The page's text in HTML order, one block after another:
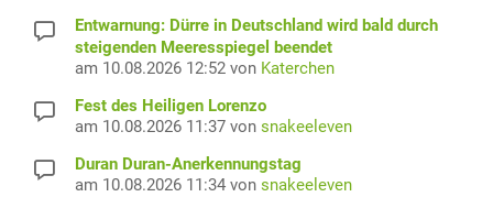
Entwarnung: Dürre in Deutschland wird bald durch
steigenden Meeresspiegel beendet
am 10.08.2026 12:52 von Katerchen
Fest des Heiligen Lorenzo
am 10.08.2026 11:37 von snakeeleven
Duran Duran-Anerkennungstag
am 10.08.2026 11:34 von snakeeleven